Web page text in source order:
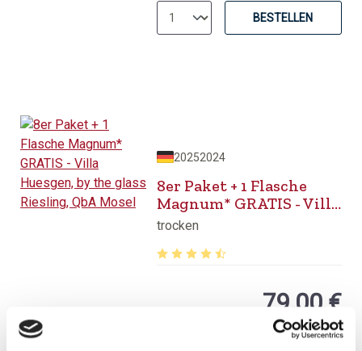
BESTELLEN
20252024
8er Paket + 1 Flasche
Magnum* GRATIS - Villa
Huesgen, by the glass
trocken
zzgl. Versandkosten
79,00 €